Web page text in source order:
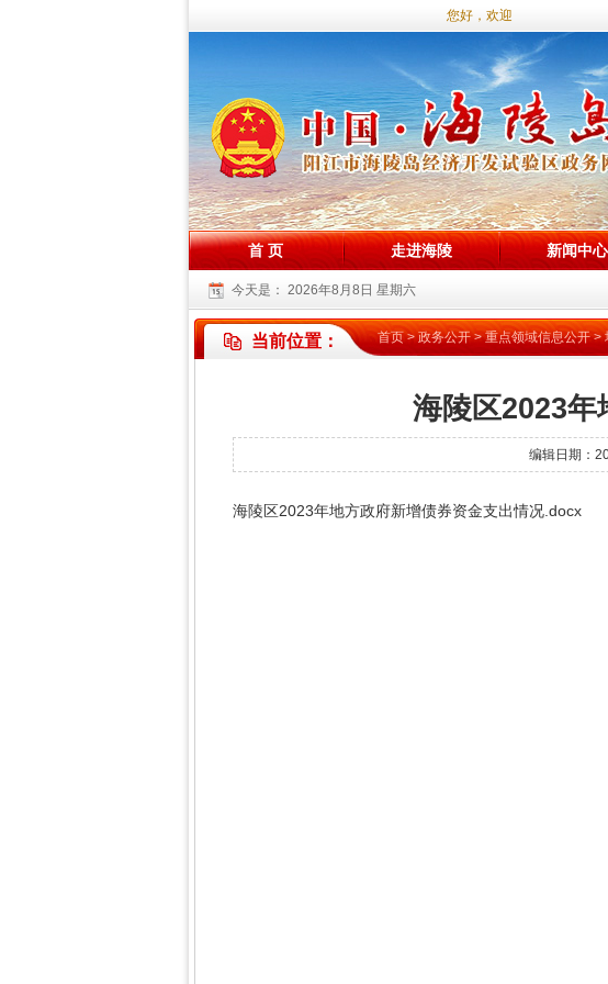
您好，欢迎访问海陵试验区
首 页 走进海陵 新闻中心
今天是： 2026年8月8日 星期六
当前位置： 首页>政务公开>重点领域信息公开>
海陵区2023年
编辑日期：
海陵区2023年地方政府新增债券资金支出情况.docx